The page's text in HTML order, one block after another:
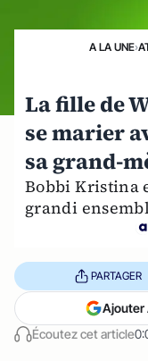
A LA UNE›
La fille de
se marier
sa grand-
Bobbi Kristina
grandi
Écoutez cet article
PARTAGER
Ajouter